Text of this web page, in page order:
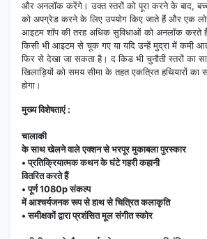
और अनलॉक करेंगे। उक्त स्तरों को पूरा करने के बाद,
को अपग्रेड करने के लिए उपयोग किए जाते हैं और एक
आइटम शॉप की तरह अधिक सुविधाओं को अनलॉक करते
किसी भी आइटम से चूक गए या यदि उन्हें मुद्रा में कमी
फिर से देखा जा सकता है। द किड भी चुनौती स्तरों का
खिलाड़ियों को समय सीमा के तहत एकत्रित हथियारों का
होगा।
मुख्य विशेषताएं :
चालाकी
के साथ खेलने वाले एक्शन से भरपूर मुकाबला पुरस्कार
• प्रतिक्रियात्मक कथन के घंटे गहरी कहानी
वितरित करते हैं
• पूर्ण 1080p संकल्प
में आश्चर्यजनक रूप से हाथ से चित्रित कलाकृति
• समीक्षकों द्वारा प्रशंसित मूल संगीत स्कोर